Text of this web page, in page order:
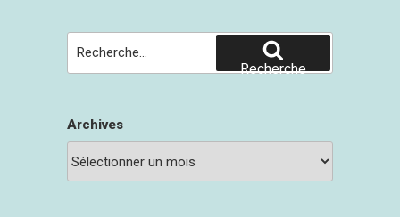
Recherche
Archives